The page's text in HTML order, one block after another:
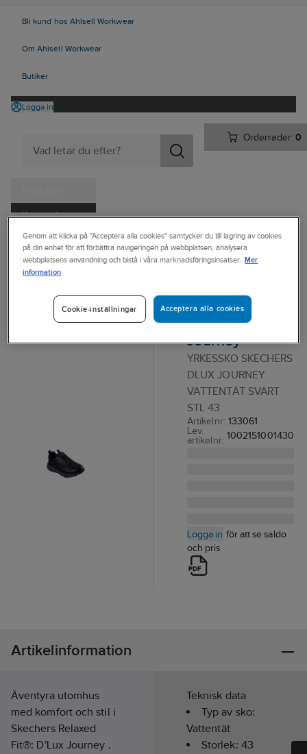
Bli kund hos Ahlsell Workwear
Om Ahlsell Workwear
Butiker
Logga in
Orderrader:0
Kampanjer
Tjänster
Kataloger
Ahlsell Produkter Personligt skydd Skor
Yrkesskor
Yrkesskor, utan skydd
Yrkessko
Skechers D'Lux
Journey
YRKESSKO SKECHERS
DLUX JOURNEY
VATTENTÄT SVART
STL 43
Artikelnr: 133061
Lev.
artikelnr: 1002151001430
Logga in för att se saldo
och pris
Artikelinformation
Äventyra utomhus
med komfort och stil i
Skechers Relaxed
Fit®: D'Lux Journey .
Teknisk data
Typ av sko:
Vattentät
Storlek: 43
Genom att klicka på "Acceptera alla cookies" samtycker du till lagring av cookies
på din enhet för att förbättra navigeringen på webbplatsen, analysera
webbplatsens användning och bistå i våra marknadsföringsinsatser. Mer
information
Acceptera alla cookies
Cookie-inställningar